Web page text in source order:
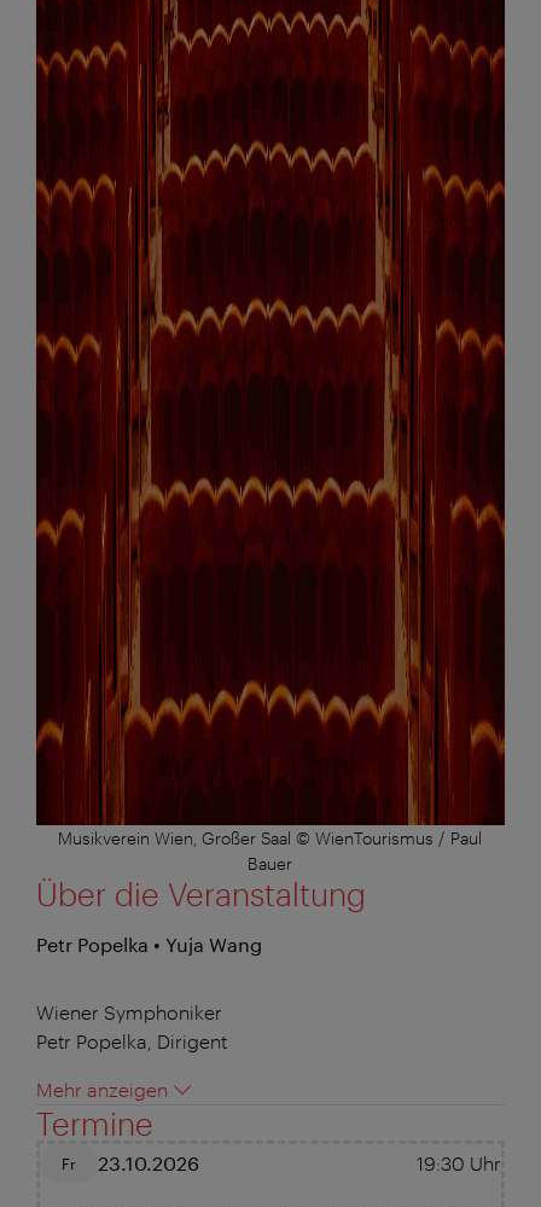
Musikverein Wien, Großer Saal © WienTourismus / Paul
Bauer
Über die Veranstaltung
Petr Popelka • Yuja Wang
Wiener Symphoniker
Petr Popelka, Dirigent
Mehr anzeigen
Termine
Fr 23.10.2026 19:30 Uhr